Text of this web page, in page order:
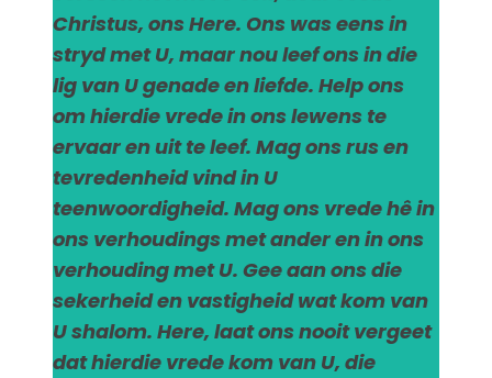
Christus, ons Here. Ons was eens in
stryd met U, maar nou leef ons in die
lig van U genade en liefde. Help ons
om hierdie vrede in ons lewens te
ervaar en uit te leef. Mag ons rus en
tevredenheid vind in U
teenwoordigheid. Mag ons vrede hê in
ons verhoudings met ander en in ons
verhouding met U. Gee aan ons die
sekerheid en vastigheid wat kom van
U shalom. Here, laat ons nooit vergeet
dat hierdie vrede kom van U, die